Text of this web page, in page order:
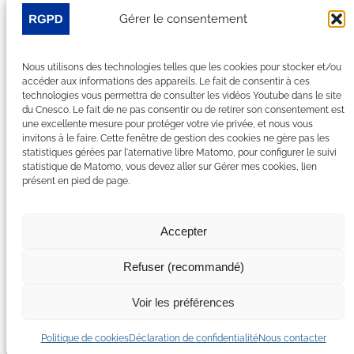
Gérer le consentement
Nous utilisons des technologies telles que les cookies pour stocker et/ou
accéder aux informations des appareils. Le fait de consentir à ces
technologies vous permettra de consulter les vidéos Youtube dans le site
du Cnesco. Le fait de ne pas consentir ou de retirer son consentement est
une excellente mesure pour protéger votre vie privée, et nous vous
invitons à le faire. Cette fenêtre de gestion des cookies ne gère pas les
statistiques gérées par l'aternative libre Matomo, pour configurer le suivi
statistique de Matomo, vous devez aller sur Gérer mes cookies, lien
présent en pied de page.
Accepter
Refuser (recommandé)
Voir les préférences
Politique de cookiesDéclaration de confidentialitéNous contacter
Je m’abonne à la newsletter
LinkedIn
YouTube
Facebook
Bluesky
Nous rejoindre
Accessibilité : non conforme
Déclaration de confidentialité